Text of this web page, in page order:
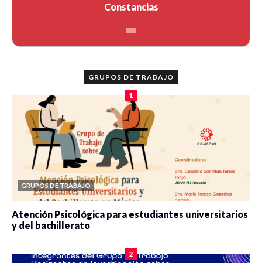
Constancias
GRUPOS DE TRABAJO
1
GRUPOS DE TRABAJO
Atención Psicológica para estudiantes universitarios
y del bachillerato
2